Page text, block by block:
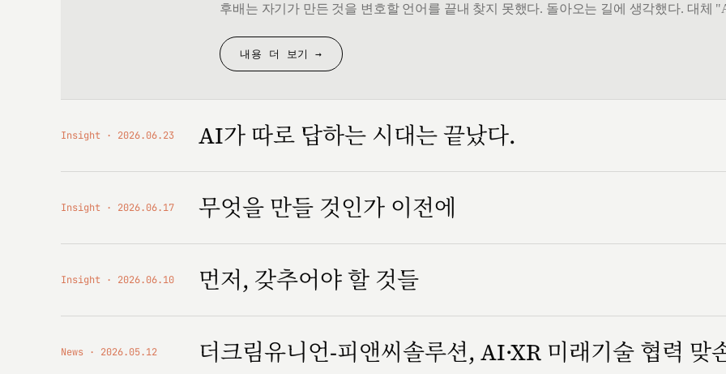
후배는 자기가 만든 것을 변호할 언어를 끝내 찾지 못했다. 돌아오는 길에 생각했다. 대체
내용 더 보기 →
Insight 2026.06.23 AI가 따로 답하는 시대는 끝났다.
Insight 2026.06.17 무엇을 만들 것인가 이전에
Insight 2026.06.10 먼저, 갖추어야 할 것들
News 2026.05.12 더크림유니언-피앤씨솔루션, AI·XR 미래기술 협력 맞